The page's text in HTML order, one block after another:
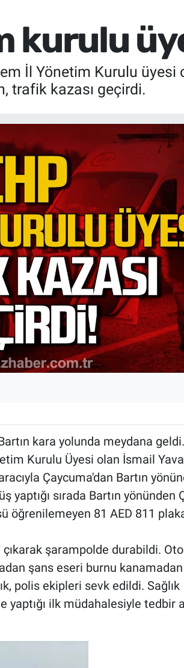
kurulu
İl Yönetim Kurulu
trafik kazası geçirdi.
kara yolunda meydana
Kurulu Üyesi olan İsmail
Çaycuma'dan Bartın
yaptığı sırada Bartın yönünden
öğrenilemeyen 81 AED 811
şarampolde durabildi.
şans eseri burnu kanamadan
polis ekipleri sevk edildi. Sağlık
yaptığı ilk müdahalesiyle tedbir